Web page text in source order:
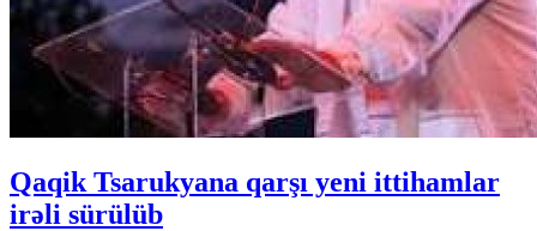
Qaqik Tsarukyana qarşı yeni ittihamlar
irəli sürülüb